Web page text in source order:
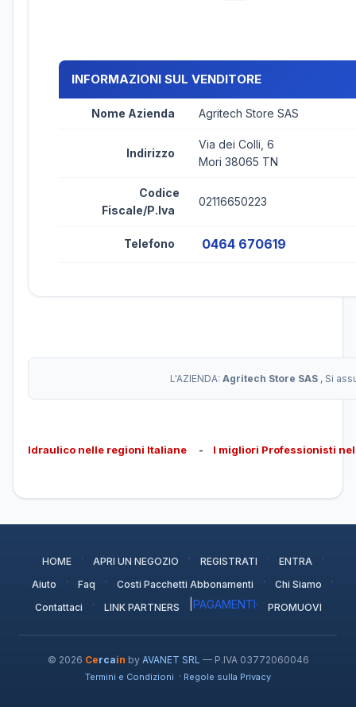
INFORMAZIONI SUL VENDITORE
Nome Azienda Agritech Store SAS
Indirizzo
Via dei Colli, 6
Mori 38065 TN
Codice
Fiscale/P.Iva
02116650223
Telefono 0464 670619
L'AZIENDA: Agritech Store SAS , Si
Idraulico nelle regioni Italiane - I migliori Professionisti
HOME · APRI UN NEGOZIO · REGISTRATI · ENTRA ·
Aiuto · Faq · Costi Pacchetti Abbonamenti · Chi Siamo ·
Contattaci · LINK PARTNERS PAGAMENTI· PROMUOVI
© 2026 Cercain by AVANET SRL — P.IVA 03772060046
Termini e Condizioni · Regole sulla Privacy